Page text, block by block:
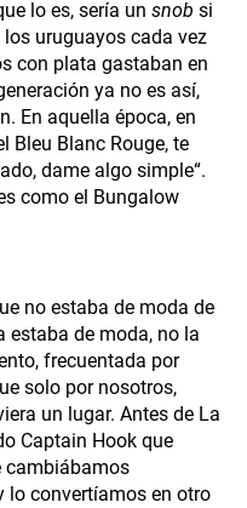
lo es, sería un snob si
uruguayos cada vez
con plata gastaban en
ya no es así,
En aquella época, en
Bleu Blanc Rouge, te
dame algo simple“.
como el Bungalow
no estaba de moda de
estaba de moda, no la
frecuentada por
solo por nosotros,
un lugar. Antes de La
Captain Hook que
cambiábamos
lo convertíamos en otro